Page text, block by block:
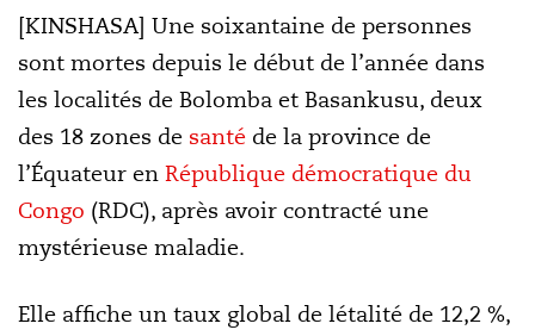
[KINSHASA] Une soixantaine de personnes
sont mortes depuis le début de l’année dans
les localités de Bolomba et Basankusu, deux
des 18 zones de santé de la province de
l’Équateur en République démocratique du
Congo (RDC), après avoir contracté une
mystérieuse maladie.
Elle affiche un taux global de létalité de 12,2 %,